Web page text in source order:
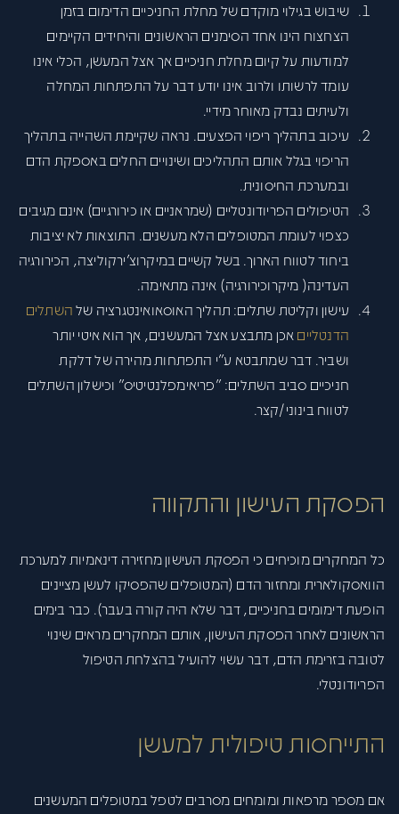
שיבוש בגילוי מוקדם של מחלת החניכיים הדימום בזמן
הצחצוח הינו אחד הסימנים הראשונים והיחידים הקיימים
למודעות על קיום מחלת חניכיים אך אצל המעשן, הכלי אינו
עומד לרשותו ולרוב אינו יודע דבר על התפתחות המחלה
ולעיתים נבדק מאוחר מידיי.
עיכוב בתהליך ריפוי הפצעים. נראה שקיימת השהייה בתהליך
הריפוי בגלל אותם התהליכים ושינויים החלים באספקת הדם
ובמערכת החיסונית.
הטיפולים הפריודונטליים (שמראניים או כירורגיים) אינם מגיבים
כצפוי לעומת המטופלים הלא מעשנים. התוצאות לא יציבות
ביחוד לטווח הארוך. בשל קשיים במיקרוצ׳ירקוליצה, הכירורגיה
העדינה( מיקרוכירורגיה) אינה מתאימה.
עישון וקליטת שתלים: תהליך האוסאואינטגרציה שלהשתלים
הדנטליים אכן מתבצע אצל המעשנים, אך הוא איטי יותר
ושביר. דבר שמתבטא ע״י התפתחות מהירה של דלקת
חניכיים סביב השתלים: ״פריאימפלנטיטיס״ וכישלון השתלים
לטווח בינוני/קצר.
הפסקת העישון והתקווה
כל המחקרים מוכיחים כי הפסקת העישון מחזירה דינאמיות למערכת
הוואסקולארית ומחזור הדם (המטופלים שהפסיקו לעשן מציינים
הופעת דימומים בחניכיים, דבר שלא היה קורה בעבר). כבר בימים
הראשונים לאחר הפסקת העישון, אותם המחקרים מראים שינוי
לטובה בזרימת הדם, דבר עשוי להועיל בהצלחת הטיפול
הפריודונטלי.
התייחסות טיפולית למעשן
אם מספר מרפאות ומומחים מסרבים לטפל במטופלים המעשנים